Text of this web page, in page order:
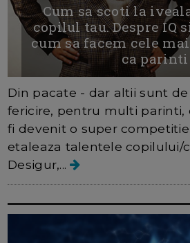
Cum sa scoti la
copilul tau. Despre IQ
cum sa facem cele
ca parinti
Din pacate - dar altii sunt
fericire, pentru multi parinti,
fi devenit o super
etaleaza talentele copilului/
Desigur,...